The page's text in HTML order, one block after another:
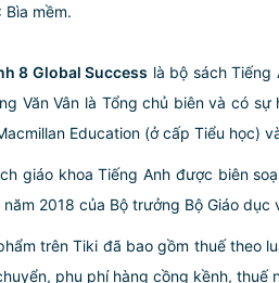
Bìa mềm.
8 Global Success là bộ sách Tiếng
Văn Vân là Tổng chủ biên và có
Education (ở cấp Tiểu học)
giáo khoa Tiếng Anh được biên
năm 2018 của Bộ trưởng Bộ Giáo
trên Tiki đã bao gồm thuế theo
phụ phí hàng cồng kềnh,